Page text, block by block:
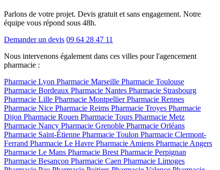
Parlons de votre projet. Devis gratuit et sans engagement. Notre
équipe vous répond sous 48h.
Demander un devis 09 64 28 47 11
Nous intervenons également dans ces villes pour l'agencement
pharmacie :
Pharmacie Lyon Pharmacie Marseille Pharmacie Toulouse
Pharmacie Bordeaux Pharmacie Nantes Pharmacie Strasbourg
Pharmacie Lille Pharmacie MontpellierPharmacie Rennes
Pharmacie Nice Pharmacie Reims Pharmacie Troyes Pharmacie
Dijon Pharmacie Rouen Pharmacie Tours Pharmacie Metz
Pharmacie Nancy Pharmacie Grenoble Pharmacie Orléans
Pharmacie Saint-Étienne Pharmacie Toulon Pharmacie Clermont-
Ferrand Pharmacie Le Havre Pharmacie Amiens Pharmacie Angers
Pharmacie Le Mans Pharmacie Brest Pharmacie Perpignan
Pharmacie Besançon Pharmacie Caen Pharmacie Limoges